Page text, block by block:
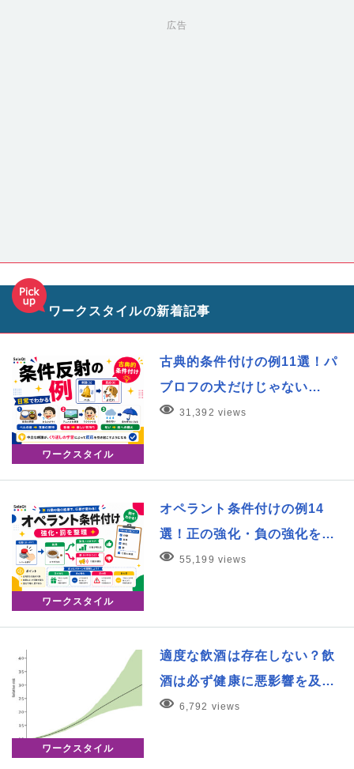
広告
ワークスタイルの新着記事
ワークスタイル
古典的条件付けの例11選！パ
ブロフの犬だけじゃない…
31,392 views
ワークスタイル
オペラント条件付けの例14
選！正の強化・負の強化を…
55,199 views
ワークスタイル
適度な飲酒は存在しない？飲
酒は必ず健康に悪影響を及…
6,792 views